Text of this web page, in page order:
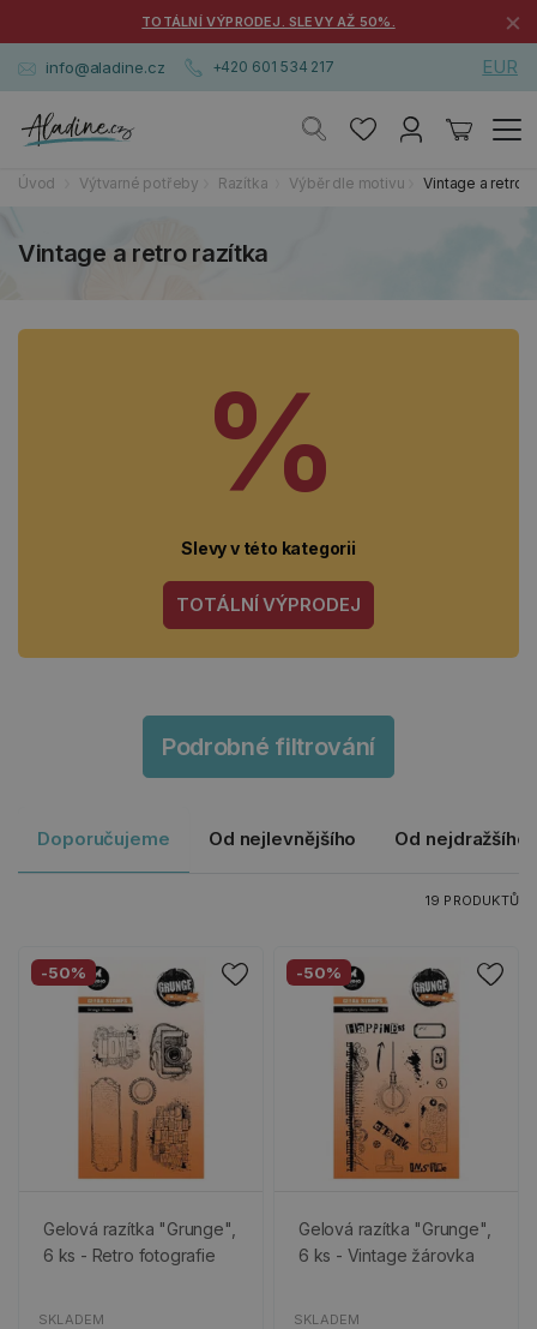
TOTÁLNÍ VÝPRODEJ. SLEVY AŽ 50%. ×
info@aladine.cz +420 601 534 217 EUR
Úvod Výtvarné potřeby Razítka Výběr dle motivu Vintage a retro
Vintage a retro razítka
%
Slevy v této kategorii
TOTÁLNÍ VÝPRODEJ
Podrobné filtrování
Doporučujeme Od nejlevnějšího Od nejdražšího
19 PRODUKTŮ
-50%
Gelová razítka "Grunge",
6 ks - Retro fotografie
SKLADEM
-50%
Gelová razítka "Grunge",
6 ks - Vintage žárovka
SKLADEM